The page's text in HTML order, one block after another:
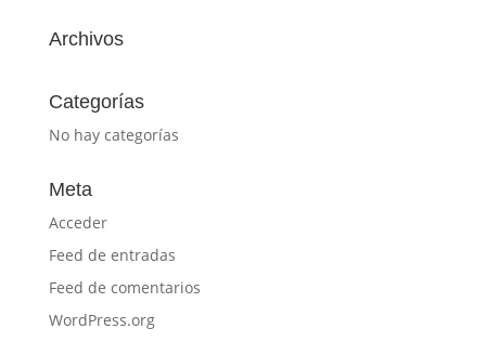
Archivos
Categorías
No hay categorías
Meta
Acceder
Feed de entradas
Feed de comentarios
WordPress.org